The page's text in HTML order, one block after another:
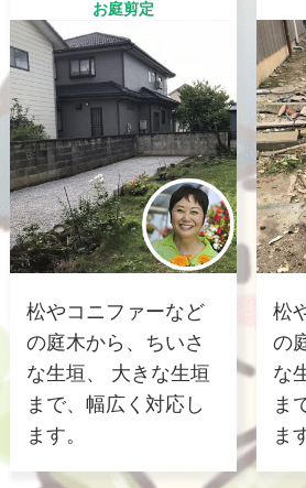
お庭剪定
松やコニファーなど
の庭木から、ちいさ
な生垣、 大きな生垣
まで、幅広く対応し
ます。
松
の
な
ま
ま